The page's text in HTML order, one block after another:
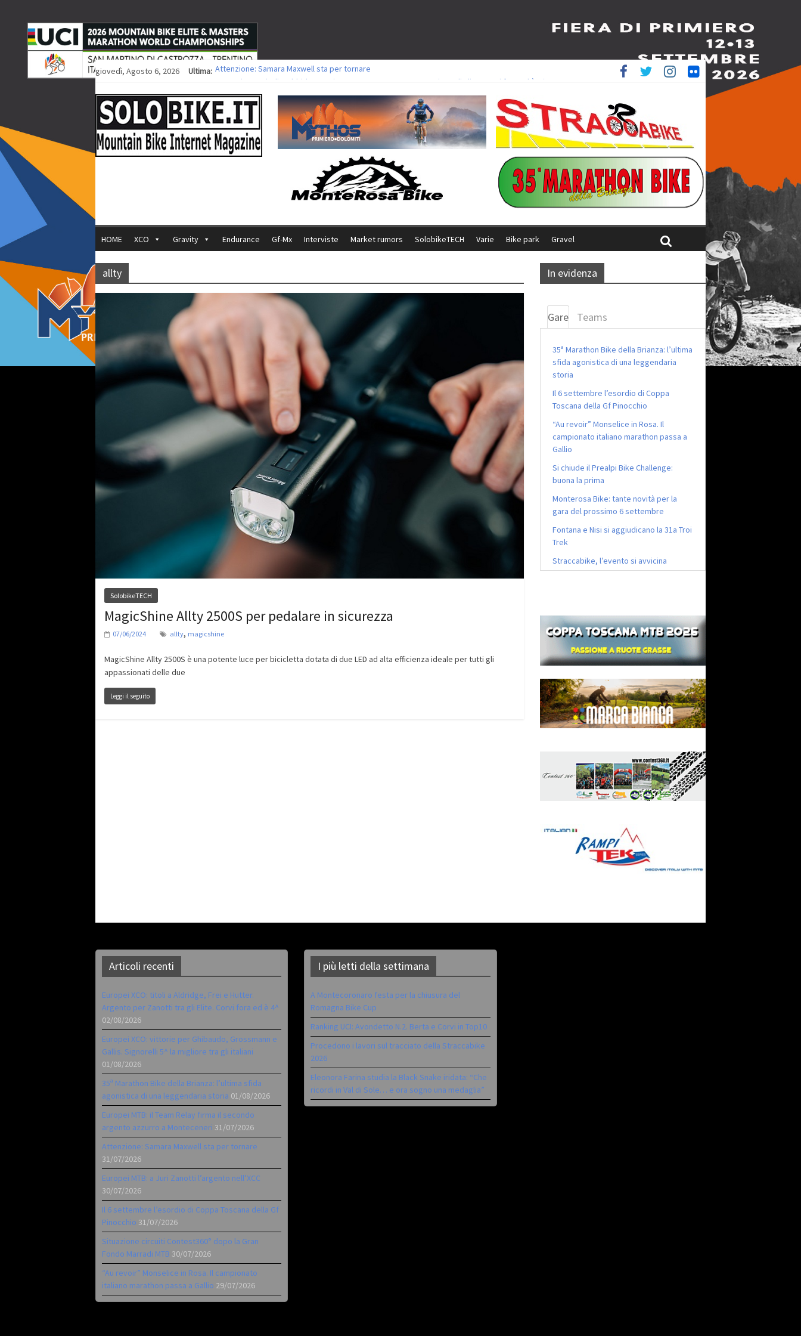
giovedì, Agosto 6, 2026 Ultima: Attenzione: Samara Maxwell sta per tornare
Europei XCO: vittorie per Ghibaudo, Grossmann e Gallis. Signorelli 5^ la migliore tra gli italiani
35ª Marathon Bike della Brianza: l’ultima sfida agonistica di una leggendaria storia
Europei MTB: il Team Relay firma il secondo argento azzurro a Monteceneri
HOME XCO Gravity Endurance Gf-Mx Interviste Market rumors SolobikeTECH Varie Bike park Gravel
allty
SolobikeTECH
MagicShine Allty 2500S per pedalare in sicurezza
07/06/2024 allty, magicshine
MagicShine Allty 2500S è una potente luce per bicicletta dotata di due LED ad alta efficienza ideale per tutti gli
appassionati delle due
Leggi il seguito
In evidenza
Gare Teams
35ª Marathon Bike della Brianza: l’ultima
sfida agonistica di una leggendaria
storia
Il 6 settembre l’esordio di Coppa
Toscana della Gf Pinocchio
“Au revoir” Monselice in Rosa. Il
campionato italiano marathon passa a
Gallio
Si chiude il Prealpi Bike Challenge:
buona la prima
Monterosa Bike: tante novità per la
gara del prossimo 6 settembre
Fontana e Nisi si aggiudicano la 31a Troi
Trek
Straccabike, l’evento si avvicina
Articoli recenti
Europei XCO: titoli a Aldridge, Frei e Hutter.
Argento per Zanotti tra gli Elite. Corvi fora ed è 4^
02/08/2026
Europei XCO: vittorie per Ghibaudo, Grossmann e
Gallis. Signorelli 5^ la migliore tra gli italiani
01/08/2026
35ª Marathon Bike della Brianza: l’ultima sfida
agonistica di una leggendaria storia 01/08/2026
Europei MTB: il Team Relay firma il secondo
argento azzurro a Monteceneri 31/07/2026
Attenzione: Samara Maxwell sta per tornare
31/07/2026
Europei MTB: a Juri Zanotti l’argento nell’XCC
30/07/2026
Il 6 settembre l’esordio di Coppa Toscana della Gf
Pinocchio 31/07/2026
Situazione circuiti Contest360° dopo la Gran
Fondo Marradi MTB 30/07/2026
“Au revoir” Monselice in Rosa. Il campionato
italiano marathon passa a Gallio 29/07/2026
I più letti della settimana
A Montecoronaro festa per la chiusura del
Romagna Bike Cup
Ranking UCI: Avondetto N.2. Berta e Corvi in Top10
Procedono i lavori sul tracciato della Straccabike
2026
Eleonora Farina studia la Black Snake iridata: “Che
ricordi in Val di Sole… e ora sogno una medaglia”